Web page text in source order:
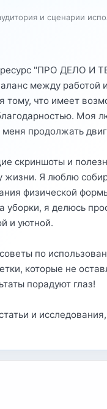
и сценарии
"ПРО ДЕЛО И
между работой
что имеет
Моя
продолжать
скриншоты и
жизни. Я люблю
физической
уборки, я делюсь
и уютной.
по
которые не
порадуют глаз!
и